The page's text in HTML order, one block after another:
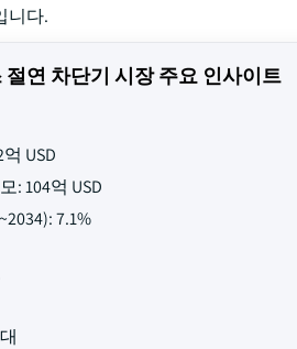
니다.
절연 차단기 시장 주요 인사이트
USD
: 104억 USD
7.1%